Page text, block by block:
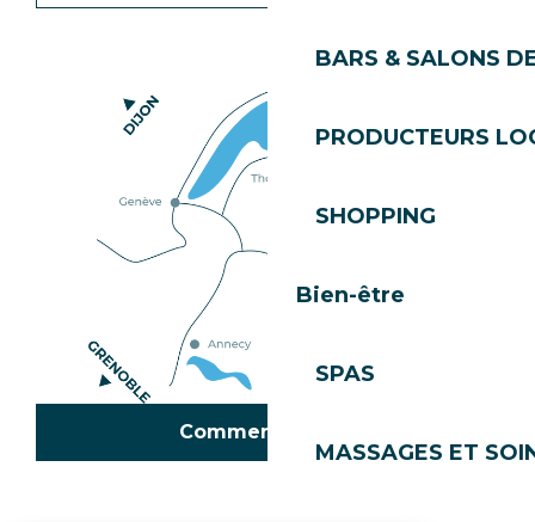
BARS & SALONS
PRODUCTEURS
SHOPPING
Bien-être
SPAS
MASSAGES ET
Comment venir ?